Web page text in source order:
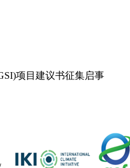
项目建议书征集启事